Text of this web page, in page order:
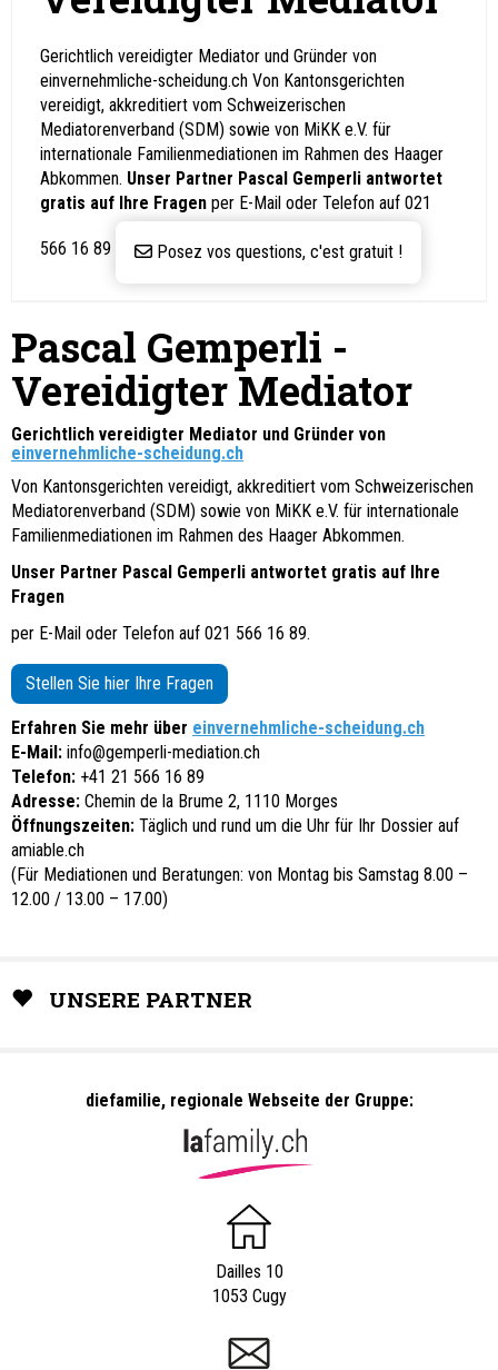
Gerichtlich vereidigter Mediator und Gründer von
einvernehmliche-scheidung.ch Von Kantonsgerichten
vereidigt, akkreditiert vom Schweizerischen
Mediatorenverband (SDM) sowie von MiKK e.V. für
internationale Familienmediationen im Rahmen des Haager
Abkommen. Unser Partner Pascal Gemperli antwortet
gratis auf Ihre Fragen per E-Mail oder Telefon auf 021
566 16 89 Posez vos questions, c'est gratuit !
Pascal Gemperli -
Vereidigter Mediator
Gerichtlich vereidigter Mediator und Gründer von
einvernehmliche-scheidung.ch
Von Kantonsgerichten vereidigt, akkreditiert vom Schweizerischen
Mediatorenverband (SDM) sowie von MiKK e.V. für internationale
Familienmediationen im Rahmen des Haager Abkommen.
Unser Partner Pascal Gemperli antwortet gratis auf Ihre
Fragen
per E-Mail oder Telefon auf 021 566 16 89.
Stellen Sie hier Ihre Fragen
Erfahren Sie mehr über einvernehmliche-scheidung.ch
E-Mail: info@gemperli-mediation.ch
Telefon: +41 21 566 16 89
Adresse: Chemin de la Brume 2, 1110 Morges
Öffnungszeiten: Täglich und rund um die Uhr für Ihr Dossier auf
amiable.ch
(Für Mediationen und Beratungen: von Montag bis Samstag 8.00 –
12.00 / 13.00 – 17.00)
UNSERE PARTNER
diefamilie, regionale Webseite der Gruppe:
Dailles 10
1053 Cugy